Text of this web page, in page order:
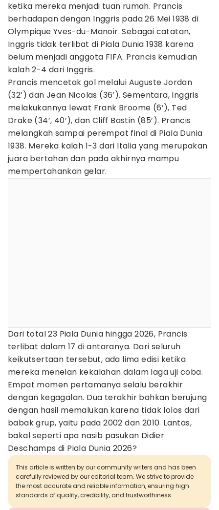
ketika mereka menjadi tuan rumah. Prancis
berhadapan dengan Inggris pada 26 Mei 1938 di
Olympique Yves-du-Manoir. Sebagai catatan,
Inggris tidak terlibat di Piala Dunia 1938 karena
belum menjadi anggota FIFA. Prancis kemudian
kalah 2-4 dari Inggris.
Prancis mencetak gol melalui Auguste Jordan
(32’) dan Jean Nicolas (36’). Sementara, Inggris
melakukannya lewat Frank Broome (6’), Ted
Drake (34’, 40’), dan Cliff Bastin (85’). Prancis
melangkah sampai perempat final di Piala Dunia
1938. Mereka kalah 1-3 dari Italia yang merupakan
juara bertahan dan pada akhirnya mampu
mempertahankan gelar.
Dari total 23 Piala Dunia hingga 2026, Prancis
terlibat dalam 17 di antaranya. Dari seluruh
keikutsertaan tersebut, ada lima edisi ketika
mereka menelan kekalahan dalam laga uji coba.
Empat momen pertamanya selalu berakhir
dengan kegagalan. Dua terakhir bahkan berujung
dengan hasil memalukan karena tidak lolos dari
babak grup, yaitu pada 2002 dan 2010. Lantas,
bakal seperti apa nasib pasukan Didier
Deschamps di Piala Dunia 2026?
This article is written by our community writers and has been
carefully reviewed by our editorial team. We strive to provide
the most accurate and reliable information, ensuring high
standards of quality, credibility, and trustworthiness.